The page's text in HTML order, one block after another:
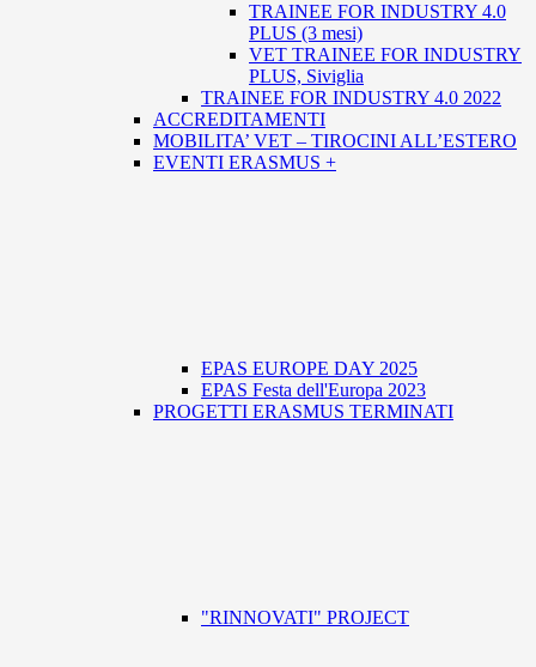
TRAINEE FOR INDUSTRY 4.0
PLUS (3 mesi)
VET TRAINEE FOR INDUSTRY
PLUS, Siviglia
TRAINEE FOR INDUSTRY 4.0 2022
ACCREDITAMENTI
MOBILITA’ VET – TIROCINI ALL’ESTERO
EVENTI ERASMUS +
EPAS EUROPE DAY 2025
EPAS Festa dell'Europa 2023
PROGETTI ERASMUS TERMINATI
"RINNOVATI" PROJECT